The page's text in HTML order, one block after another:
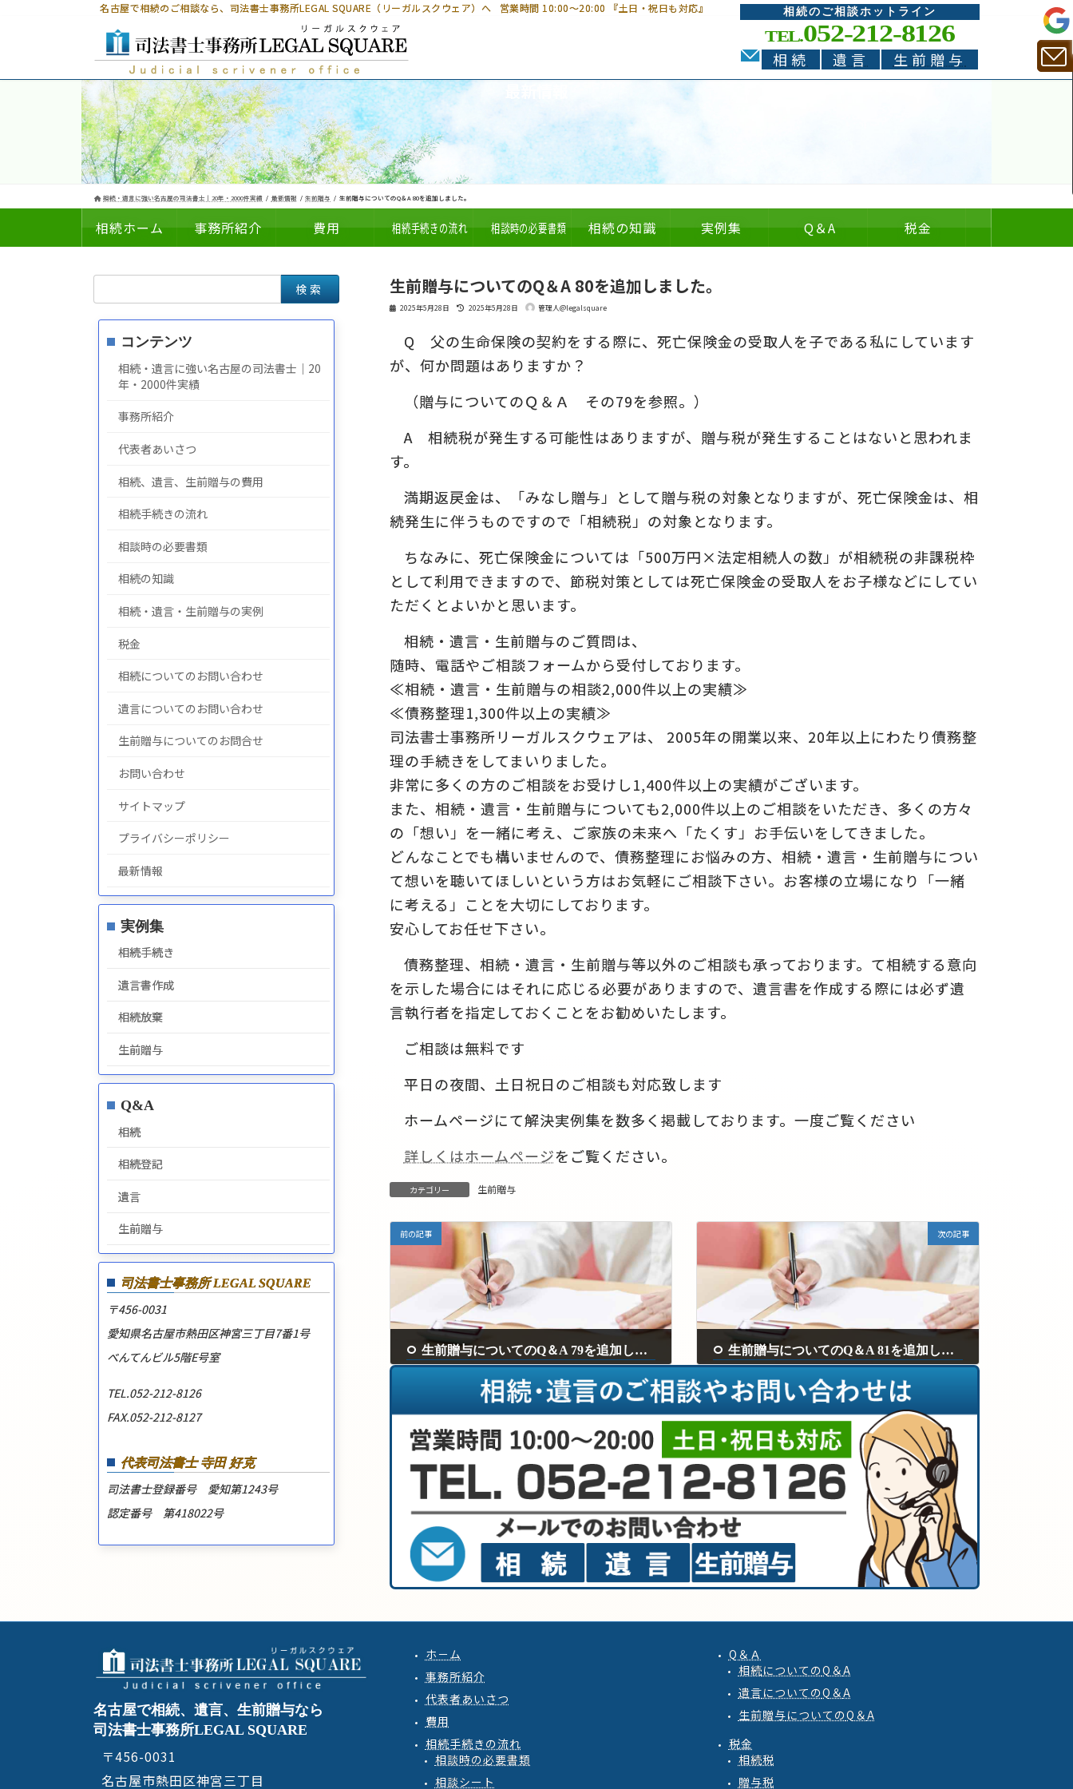
名古屋で相続のご相談なら、 司法書士事務所LEGAL SQUARE（リーガルスクウェア）へ営業時間 10:00～20:00 『土日・祝日も対応』 相続のご相談ホットライン
TEL.052-212-8126
相続 遺言 生前贈与
相続・遺言に強い名古屋の司法書士｜20年・2000件実績 最新情報 生前贈与 生前贈与についてのQ＆A 80を追加しました。
相続ホーム 事務所紹介 費用 相続手続きの流れ 相談時の必要書類 相続の知識
についての
実例集
の
Q＆A 税金
生前贈与についてのQ＆A 80を追加しました。
2025年5月28日
最
新
日
:
2025年5月28日 管理人@legalsquare
Q 父の生命保険の契約をする際に、死亡保険金の受取人を子である私にしています
が、何か問題はありますか？
（贈与についてのＱ＆Ａ その79を参照。）
A 相続税が発生する可能性はありますが、贈与税が発生することはないと思われま
す。
満期返戻金は、「みなし贈与」として贈与税の対象となりますが、死亡保険金は、相
続発生に伴うものですので「相続税」の対象となります。
ちなみに、死亡保険金については「500万円×法定相続人の数」が相続税の非課税枠
として利用できますので、節税対策としては死亡保険金の受取人をお子様などにしてい
ただくとよいかと思います。
相続・遺言・生前贈与のご質問は、
随時、電話やご相談フォームから受付しております。
≪相続・遺言・生前贈与の相談2,000件以上の実績≫
≪債務整理1,300件以上の実績≫
司法書士事務所リーガルスクウェアは、 2005年の開業以来、20年以上にわたり債務整
理の手続きをしてまいりました。
非常に多くの方のご相談をお受けし1,400件以上の実績がございます。
また、相続・遺言・生前贈与についても2,000件以上のご相談をいただき、多くの方々
の「想い」を一緒に考え、ご家族の未来へ「たくす」お手伝いをしてきました。
どんなことでも構いませんので、債務整理にお悩みの方、相続・遺言・生前贈与につい
て想いを聴いてほしいという方はお気軽にご相談下さい。お客様の立場になり「一緒
に考える」ことを大切にしております。
安心してお任せ下さい。
債務整理、相続・遺言・生前贈与等以外のご相談も承っております。て相続する意向
を示した場合にはそれに応じる必要がありますので、遺言書を作成する際には必ず遺
言執行者を指定しておくことをお勧めいたします。
ご相談は無料です
平日の夜間、土日祝日のご相談も対応致します
ホームページにて解決実例集を数多く掲載しております。一度ご覧ください
詳しくはホームページをご覧ください。
カテゴリー 生前贈与
前の記事
生前贈与についてのQ＆A 79を追加しました。
次の記事
生前贈与についてのQ＆A 81を追加しました。
2025年5月30日
索:
コンテンツ
相続・遺言に強い名古屋の司法書士｜20
年・2000件実績
事務所紹介
代表者あいさつ
相続、遺言、生前贈与の費用
相続手続きの流れ
相談時の必要書類
相続の知識
相続・遺言・生前贈与の実例
税金
相続についてのお問い合わせ
遺言についてのお問い合わせ
生前贈与についてのお問合せ
お問い合わせ
サイトマップ
プライバシーポリシー
最新情報
実例集
相続手続き
遺言書作成
相続放棄
生前贈与
Q&A
相続
相続登記
遺言
生前贈与
司法書士事務所LEGAL SQUARE
〒456-0031
愛知県名古屋市熱田区神宮三丁目7番1号
べんてんビル5階E号室
TEL.052-212-8126
FAX.052-212-8127
代表司法書士 寺田 好克
司法書士登録番号 愛知第1243号
認定番号 第418022号
名古屋で相続、遺言、生前贈与なら
司法書士事務所LEGAL SQUARE
〒456-0031
名古屋市熱田区神宮三丁目
ホ－ム
事務所紹介
代表者あいさつ
費用
相続手続きの流れ
相談時の必要書類
相談シート
Q＆Ａ
相続についてのQ ＆A
遺言についてのQ ＆A
生前贈与についてのQ ＆A
税金
相続税
贈与税